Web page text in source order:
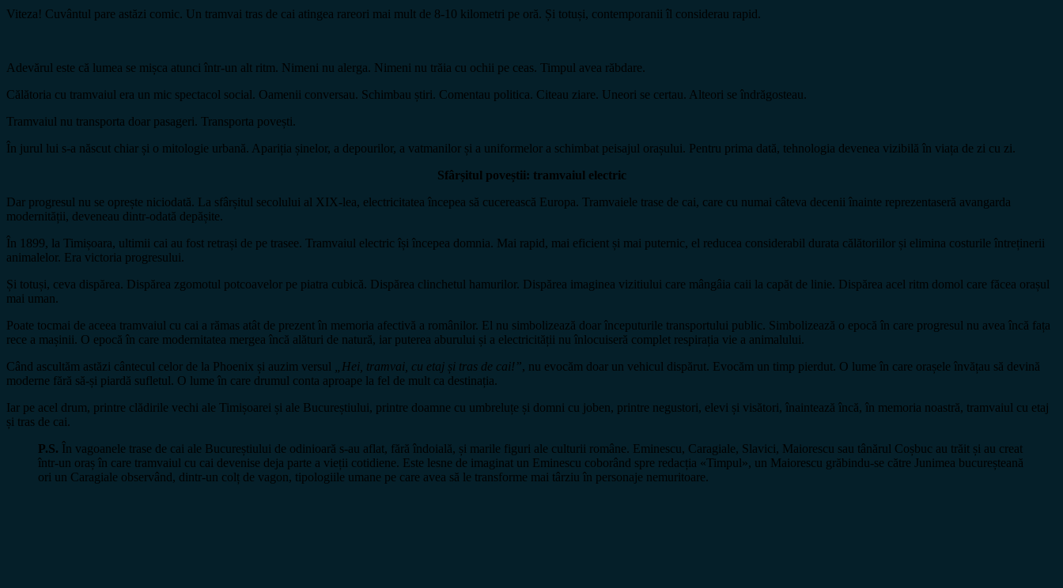
Viteza! Cuvântul pare astăzi comic. Un tramvai tras de cai atingea rareori mai mult de 8-10 kilometri pe oră. Și totuși, contemporanii îl considerau rapid.
Adevărul este că lumea se mișca atunci într-un alt ritm. Nimeni nu alerga. Nimeni nu trăia cu ochii pe ceas. Timpul avea răbdare.
Călătoria cu tramvaiul era un mic spectacol social. Oamenii conversau. Schimbau știri. Comentau politica. Citeau ziare. Uneori se certau. Alteori se îndrăgosteau.
Tramvaiul nu transporta doar pasageri. Transporta povești.
În jurul lui s-a născut chiar și o mitologie urbană. Apariția șinelor, a depourilor, a vatmanilor și a uniformelor a schimbat peisajul orașului. Pentru prima dată, tehnologia devenea vizibilă în viața de zi cu zi.
Sfârșitul poveștii: tramvaiul electric
Dar progresul nu se oprește niciodată. La sfârșitul secolului al XIX-lea, electricitatea începea să cucerească Europa. Tramvaiele trase de cai, care cu numai câteva decenii înainte reprezentaseră avangarda
modernității, deveneau dintr-odată depășite.
În 1899, la Timișoara, ultimii cai au fost retrași de pe trasee. Tramvaiul electric își începea domnia. Mai rapid, mai eficient și mai puternic, el reducea considerabil durata călătoriilor și elimina costurile întreținerii
animalelor. Era victoria progresului.
Și totuși, ceva dispărea. Dispărea zgomotul potcoavelor pe piatra cubică. Dispărea clinchetul hamurilor. Dispărea imaginea vizitiului care mângâia caii la capăt de linie. Dispărea acel ritm domol care făcea orașul
mai uman.
Poate tocmai de aceea tramvaiul cu cai a rămas atât de prezent în memoria afectivă a românilor. El nu simbolizează doar începuturile transportului public. Simbolizează o epocă în care progresul nu avea încă fața
rece a mașinii. O epocă în care modernitatea mergea încă alături de natură, iar puterea aburului și a electricității nu înlocuiseră complet respirația vie a animalului.
Când ascultăm astăzi cântecul celor de la Phoenix și auzim versul
„Hei, tramvai, cu etaj și tras de cai!”, nu evocăm doar un vehicul dispărut. Evocăm un timp pierdut. O lume în care orașele învățau să devină
moderne fără să-și piardă sufletul. O lume în care drumul conta aproape la fel de mult ca destinația.
Iar pe acel drum, printre clădirile vechi ale Timișoarei și ale Bucureștiului, printre doamne cu umbreluțe și domni cu joben, printre negustori, elevi și visători, înaintează încă, în memoria noastră, tramvaiul cu etaj
și tras de cai.
P.S. În vagoanele trase de cai ale Bucureștiului de odinioară s-au aflat, fără îndoială, și marile figuri ale culturii române. Eminescu, Caragiale, Slavici, Maiorescu sau tânărul Coșbuc au trăit și au creat
într-un oraș în care tramvaiul cu cai devenise deja parte a vieții cotidiene. Este lesne de imaginat un Eminescu coborând spre redacția «Timpul», un Maiorescu grăbindu-se către Junimea bucureșteană
ori un Caragiale observând, dintr-un colț de vagon, tipologiile umane pe care avea să le transforme mai târziu în personaje nemuritoare.